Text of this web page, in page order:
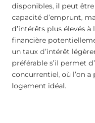
disponibles, il peut
capacité d’emprunt,
d’intérêts plus élevés
financière
un taux d’intérêt
préférable s’il permet
concurrentiel, où l’on
logement idéal.